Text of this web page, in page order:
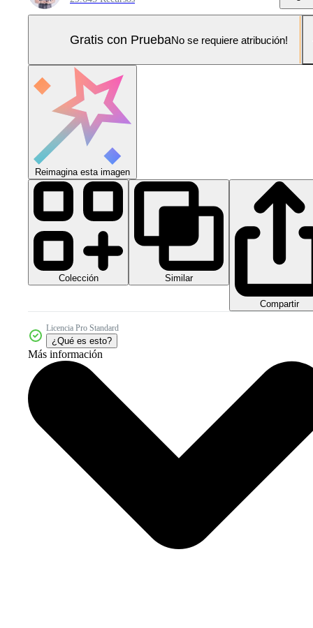
Gratis con PruebaNo se requiere atribución!
Reimagina esta imagen
Colección Similar
Compartir
Licencia Pro Standard
¿Qué es esto?
Más información